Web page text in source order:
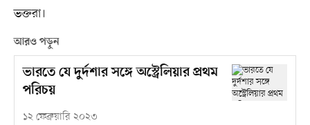
ভক্তরা।
আরও পড়ুন
ভারতে যে দুর্দশার সঙ্গে অস্ট্রেলিয়ার প্রথম
পরিচয়
১২ ফেব্রুয়ারি ২০২৩